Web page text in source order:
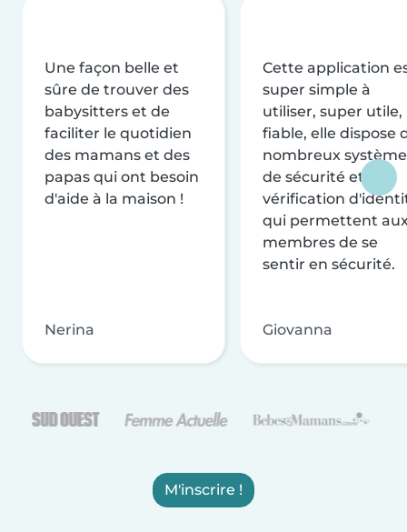
Une façon belle et
sûre de trouver des
babysitters et de
faciliter le quotidien
des mamans et des
papas qui ont besoin
d'aide à la maison !
Nerina
Cette application
super simple à
utiliser, super utile,
fiable, elle dispose
nombreux
de sécurité et de
vérification
qui permettent
membres de se
sentir en sécurité.
Giovanna
M'inscrire !